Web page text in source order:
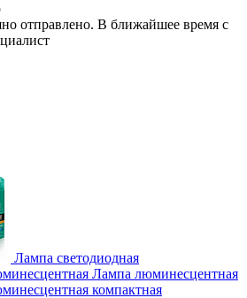
отправлено. В ближайшее время с
Лампа светодиодная
Лампа люминесцентная